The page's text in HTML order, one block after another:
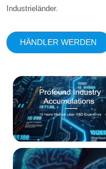
Industrieländer.
HÄNDLER WERDEN